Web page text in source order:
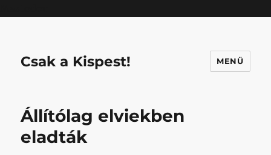
Csak a Kispest! MENÜ
Állítólag elviekben
eladták